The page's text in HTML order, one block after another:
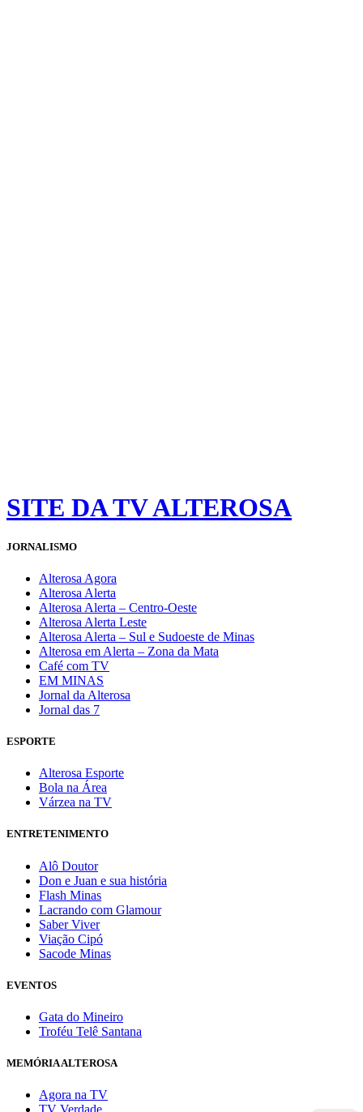
SITE DA TV ALTEROSA
JORNALISMO
Alterosa Agora
Alterosa Alerta
Alterosa Alerta – Centro-Oeste
Alterosa Alerta Leste
Alterosa Alerta – Sul e Sudoeste de Minas
Alterosa em Alerta – Zona da Mata
Café com TV
EM MINAS
Jornal da Alterosa
Jornal das 7
ESPORTE
Alterosa Esporte
Bola na Área
Várzea na TV
ENTRETENIMENTO
Alô Doutor
Don e Juan e sua história
Flash Minas
Lacrando com Glamour
Saber Viver
Viação Cipó
Sacode Minas
EVENTOS
Gata do Mineiro
Troféu Telê Santana
MEMÓRIA ALTEROSA
Agora na TV